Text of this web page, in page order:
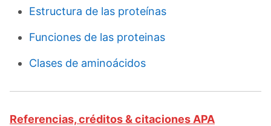
Estructura de las proteínas
Funciones de las proteinas
Clases de aminoácidos
Referencias, créditos & citaciones APA